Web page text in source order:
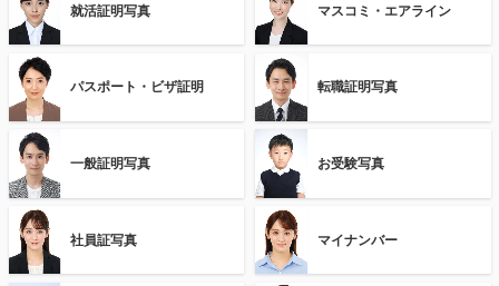
就活証明写真 マスコミ・エアライン
パスポート・ビザ証明 転職証明写真
一般証明写真 お受験写真
社員証写真 マイナンバー